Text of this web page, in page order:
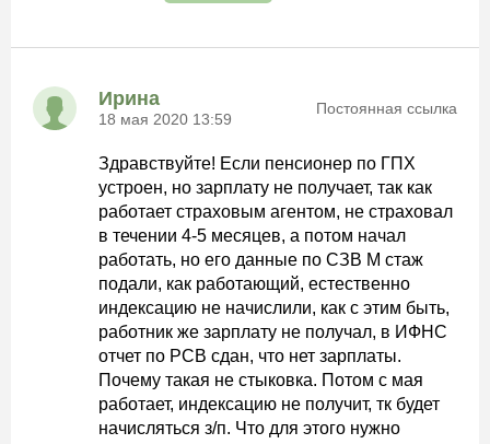
Ирина
18 мая 2020 13:59
Постоянная ссылка
Здравствуйте! Если пенсионер по ГПХ
устроен, но зарплату не получает, так как
работает страховым агентом, не страховал
в течении 4-5 месяцев, а потом начал
работать, но его данные по СЗВ М стаж
подали, как работающий, естественно
индексацию не начислили, как с этим быть,
работник же зарплату не получал, в ИФНС
отчет по РСВ сдан, что нет зарплаты.
Почему такая не стыковка. Потом с мая
работает, индексацию не получит, тк будет
начисляться з/п. Что для этого нужно